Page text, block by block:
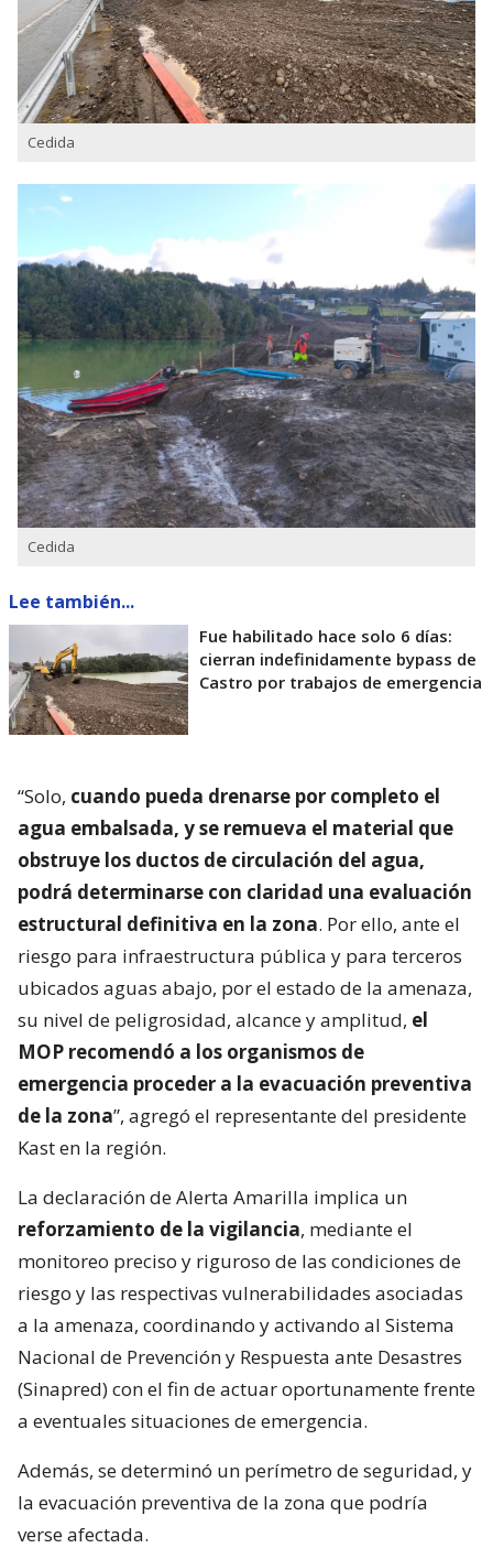
Cedida
Cedida
Lee también...
Fue habilitado hace solo 6 días:
cierran indefinidamente bypass de
Castro por trabajos de emergencia
“Solo, cuando pueda drenarse por completo el
agua embalsada, y se remueva el material que
obstruye los ductos de circulación del agua,
podrá determinarse con claridad una evaluación
estructural definitiva en la zona. Por ello, ante el
riesgo para infraestructura pública y para terceros
ubicados aguas abajo, por el estado de la amenaza,
su nivel de peligrosidad, alcance y amplitud, el
MOP recomendó a los organismos de
emergencia proceder a la evacuación preventiva
de la zona”, agregó el representante del presidente
Kast en la región.
La declaración de Alerta Amarilla implica un
reforzamiento de la vigilancia, mediante el
monitoreo preciso y riguroso de las condiciones de
riesgo y las respectivas vulnerabilidades asociadas
a la amenaza, coordinando y activando al Sistema
Nacional de Prevención y Respuesta ante Desastres
(Sinapred) con el fin de actuar oportunamente frente
a eventuales situaciones de emergencia.
Además, se determinó un perímetro de seguridad, y
la evacuación preventiva de la zona que podría
verse afectada.